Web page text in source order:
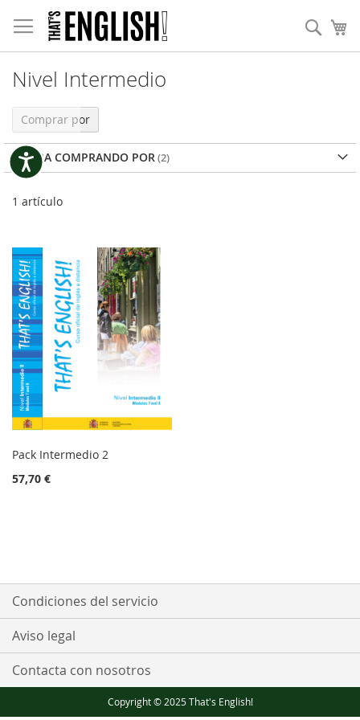
este
web
incluye
un
sistema
accesibilidad.
Accesibilidad
al
contenido
Nivel Intermedio
1 artículo
Pack Intermedio 2
57,70 €
Comprar por
AHORA COMPRANDO POR
Condiciones del servicio
Aviso legal
Contacta con nosotros
Copyright © 2025 That's English!